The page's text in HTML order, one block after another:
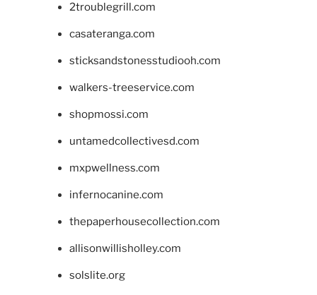
2troublegrill.com
casateranga.com
sticksandstonesstudiooh.com
walkers-treeservice.com
shopmossi.com
untamedcollectivesd.com
mxpwellness.com
infernocanine.com
thepaperhousecollection.com
allisonwillisholley.com
solslite.org